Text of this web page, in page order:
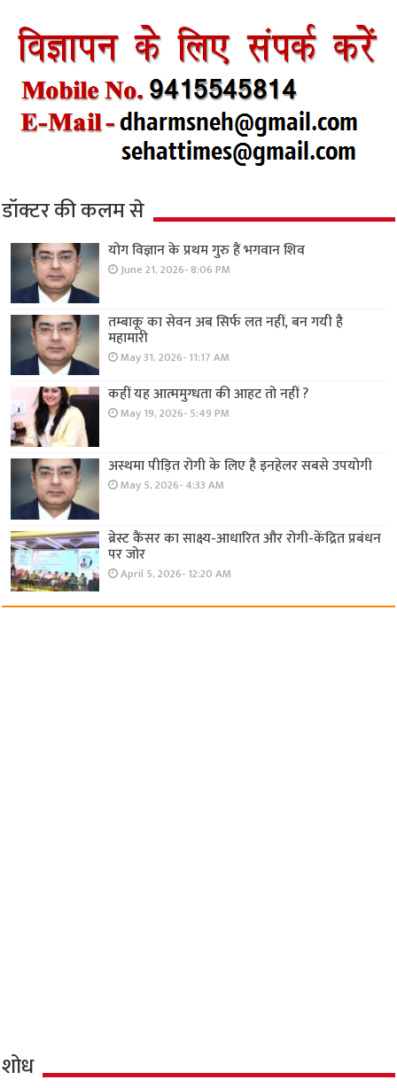
डॉक्टर की कलम से
योग विज्ञान के प्रथम गुरु हैं भगवान शिव
June 21, 2026- 8:06 PM
तम्बाकू का सेवन अब सिर्फ लत नहीं, बन गयी है
महामारी
May 31, 2026- 11:17 AM
कहीं यह आत्ममुग्धता की आहट तो नहीं ?
May 19, 2026- 5:49 PM
अस्थमा पीड़ित रोगी के लिए है इनहेलर सबसे उपयोगी
May 5, 2026- 4:33 AM
ब्रेस्ट कैंसर का साक्ष्य-आधारित और रोगी-केंद्रित प्रबंधन
पर जोर
April 5, 2026- 12:20 AM
शोध